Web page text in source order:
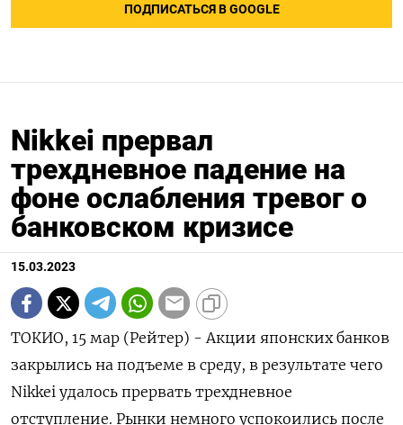
ПОДПИСАТЬСЯ В GOOGLE
Nikkei прервал
трехдневное падение на
фоне ослабления тревог о
банковском кризисе
15.03.2023
ТОКИО, 15 мар (Рейтер) - Акции японских банков
закрылись на подъеме в среду, в результате чего
Nikkei удалось прервать трехдневное
отступление. Рынки немного успокоились после